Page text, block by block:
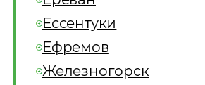
Ессентуки
Ефремов
Железногорск